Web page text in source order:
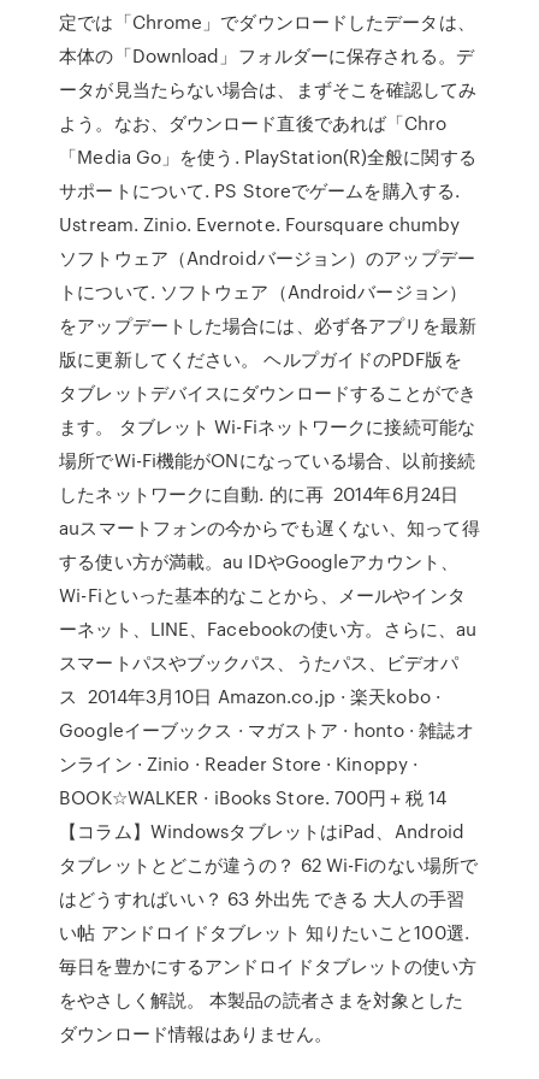
定では「Chrome」でダウンロードしたデータは、
本体の「Download」フォルダーに保存される。デ
ータが見当たらない場合は、まずそこを確認してみ
よう。なお、ダウンロード直後であれば「Chro
「Media Go」を使う. PlayStation(R)全般に関する
サポートについて. PS Storeでゲームを購入する.
Ustream. Zinio. Evernote. Foursquare chumby
ソフトウェア（Androidバージョン）のアップデー
トについて. ソフトウェア（Androidバージョン）
をアップデートした場合には、必ず各アプリを最新
版に更新してください。 ヘルプガイドのPDF版を
タブレットデバイスにダウンロードすることができ
ます。 タブレット Wi-Fiネットワークに接続可能な
場所でWi-Fi機能がONになっている場合、以前接続
したネットワークに自動. 的に再 2014年6月24日
auスマートフォンの今からでも遅くない、知って得
する使い方が満載。au IDやGoogleアカウント、
Wi-Fiといった基本的なことから、メールやインタ
ーネット、LINE、Facebookの使い方。さらに、au
スマートパスやブックパス、うたパス、ビデオパ
ス 2014年3月10日 Amazon.co.jp · 楽天kobo ·
Googleイーブックス · マガストア · honto · 雑誌オ
ンライン · Zinio · Reader Store · Kinoppy ·
BOOK☆WALKER · iBooks Store. 700円＋税 14
【コラム】WindowsタブレットはiPad、Android
タブレットとどこが違うの？ 62 Wi-Fiのない場所で
はどうすればいい？ 63 外出先 できる 大人の手習
い帖 アンドロイドタブレット 知りたいこと100選.
毎日を豊かにするアンドロイドタブレットの使い方
をやさしく解説。 本製品の読者さまを対象とした
ダウンロード情報はありません。